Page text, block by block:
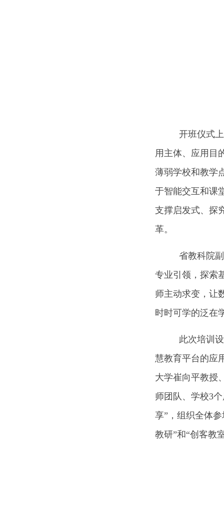
开班仪式上
用主体、应用目
薄弱学校和教学
于智能交互和课
支撑启发式、探
革。
省教科院副
专业引领，探索
师主动求变，让
时时可学的泛在
此次培训设
慧教育平台的应
大学崔向平教授
师团队、学校3
享”，组织全体
教研”和“创客教